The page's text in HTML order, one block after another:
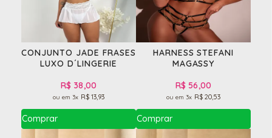
CONJUNTO JADE FRASES
LUXO D´LINGERIE
R$ 38,00
3x R$ 13,93
HARNESS STEFANI
MAGASSY
R$ 56,00
3x R$ 20,53